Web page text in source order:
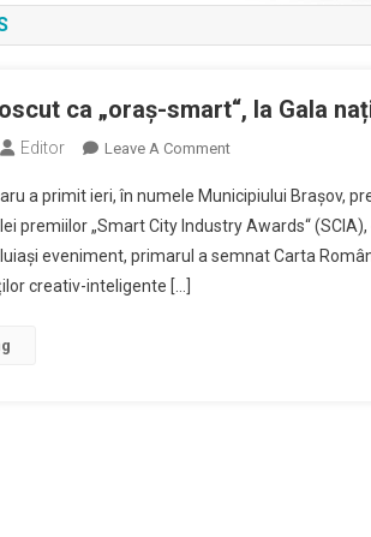
ca „oraș-smart“, la Gala
Editor Leave A CommentOn
Recunoscut
Ca
„oraș-
a primit ieri, în numele Municipiului Brașov,
premiilor „Smart City Industry Awards“
eveniment, primarul a semnat Carta
creativ-inteligente […]